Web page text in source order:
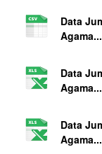
Data
Agama...
Data
Agama...
Data
Agama...